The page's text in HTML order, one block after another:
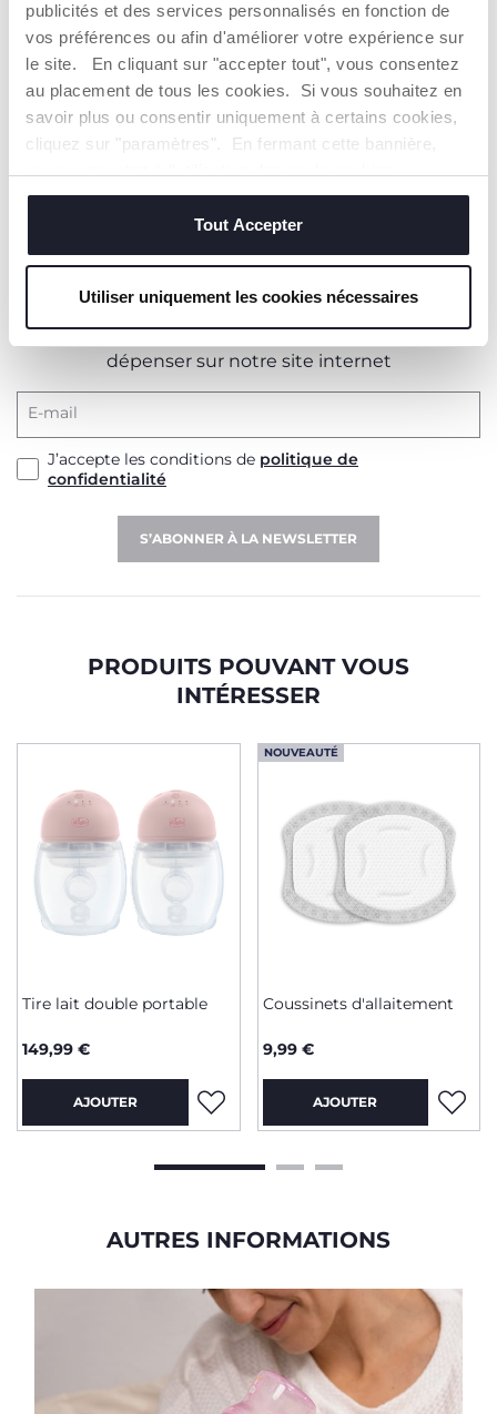
publicités et des services personnalisés en fonction de
vos préférences ou afin d'améliorer votre expérience sur
le site. En cliquant sur "accepter tout", vous consentez
au placement de tous les cookies. Si vous souhaitez en
savoir plus ou consentir uniquement à certains cookies,
cliquez sur "paramètres". En fermant cette bannière,
techniques, qui sont essentiels au service demandé.
Tout Accepter
Utiliser uniquement les cookies nécessaires
Voiciquelques gestes simplesqui peuvent vous
aider :
Le premier est un massage autour du nombril,
qui soulage les spasmes et aide l'air à passer.
Enfin, donner le bain à votre bébé peut être
utile : dans certains cas, cela détend le bébé,
c’est une occasion de jouer et de se distraire en
même temps.
INSCRIVEZ-VOUS À NOTRE NEWSLETTER
Immédiatement pour vous un bon de 10€ à
dépenser sur notre site internet
E-mail
J’accepte les conditions de politique de
confidentialité
S’ABONNER À LA NEWSLETTER
PRODUITS POUVANT VOUS
INTÉRESSER
Tire lait double portable
149,99 €
AJOUTER
NOUVEAUTÉ
Coussinets d'allaitement
9,99 €
AJOUTER
AUTRES INFORMATIONS